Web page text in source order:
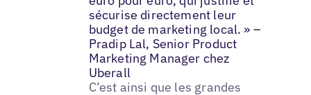
sécurise directement leur
budget de marketing local. » –
Pradip Lal, Senior Product
Marketing Manager chez
Uberall
C’est ainsi que les grandes